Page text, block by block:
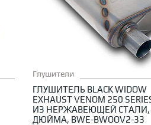
Глушители
ГЛУШИТЕЛЬ BLACK WIDOW
EXHAUST VENOM 250
ИЗ НЕРЖАВЕЮЩЕЙ СТАЛИ,
ДЮЙМА, BWE-BWOOV2-33